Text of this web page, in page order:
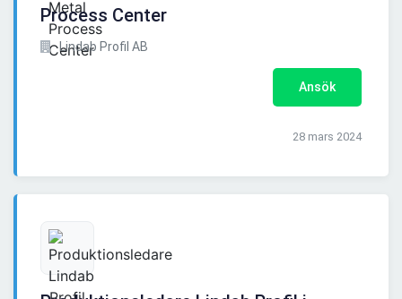
Process Center
Lindab Profil AB
Ansök
28 mars 2024